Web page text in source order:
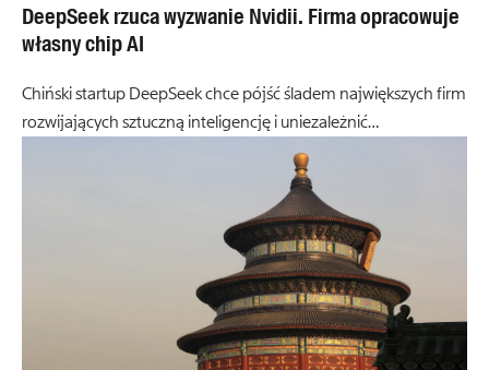
DeepSeek rzuca wyzwanie Nvidii. Firma opracowuje
własny chip AI
Chiński startup DeepSeek chce pójść śladem największych firm
rozwijających sztuczną inteligencję i uniezależnić…